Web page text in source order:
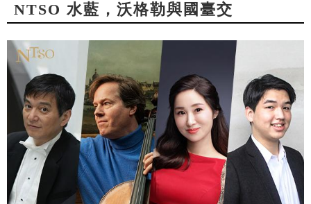
NTSO 水藍，沃格勒與國臺交